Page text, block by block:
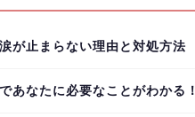
が止まらない理由と対処方法
あなたに必要なことがわかる！